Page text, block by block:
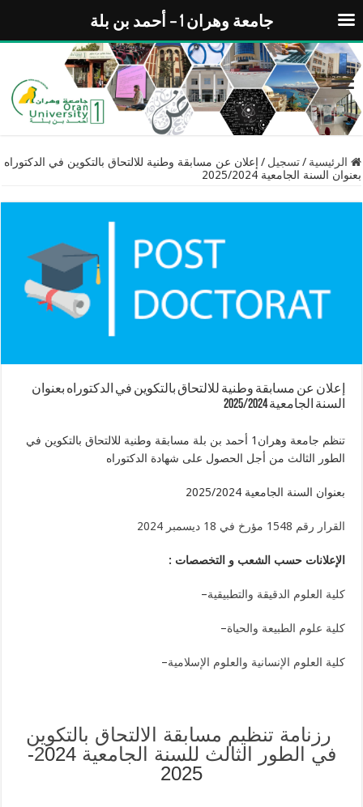
الرئيسية / تسجيل / إعلان عن مسابقة وطنية للالتحاق بالتكوين في الدكتوراه
بعنوان السنة الجامعية 2025/2024
إعلان عن مسابقة وطنية للالتحاق بالتكوين في الدكتوراه بعنوان
السنة الجامعية 2025/2024
تنظم جامعة وهران1 أحمد بن بلة مسابقة وطنية للالتحاق بالتكوين في
الطور الثالث من أجل الحصول على شهادة الدكتوراه
بعنوان السنة الجامعية 2025/2024
القرار رقم 1548 مؤرخ في 18 ديسمبر 2024
الإعلانات حسب الشعب و التخصصات :
كلية العلوم الدقيقة والتطبيقية–
كلية علوم الطبيعة والحياة–
كلية العلوم الإنسانية والعلوم الإسلامية–
رزنامة تنظيم مسابقة الالتحاق بالتكوين
في الطور الثالث للسنة الجامعية 2
024-
2025
جامعة وهران 1 – أحمد بن بلة